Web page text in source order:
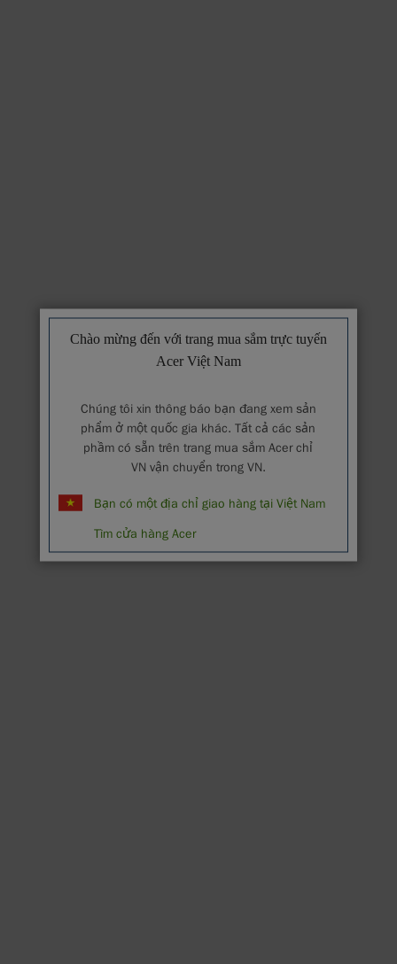
Chào mừng đến với trang mua sắm trực tuyến
Acer Việt Nam
Chúng tôi xin thông báo bạn đang xem sản
phẩm ở một quốc gia khác. Tất cả các sản
phầm có sẵn trên trang mua sắm Acer chỉ
VN vận chuyển trong VN.
Bạn có một địa chỉ giao hàng tại Việt Nam
Tìm cửa hàng Acer